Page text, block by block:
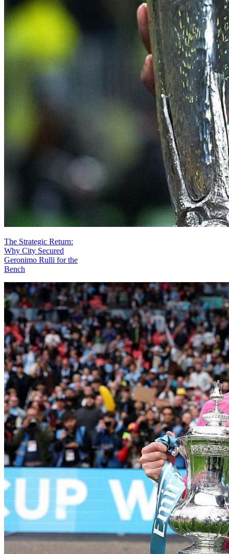
The Strategic Return:
Why City Secured
Geronimo Rulli for the
Bench